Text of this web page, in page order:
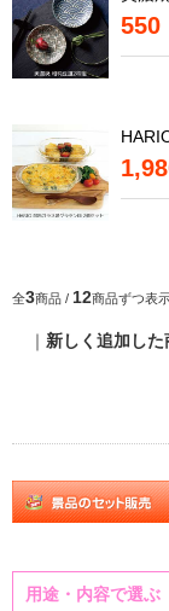
550
全3商品 / 12商品ずつ表
｜ 新しく追加した
用途・内容で選ぶ